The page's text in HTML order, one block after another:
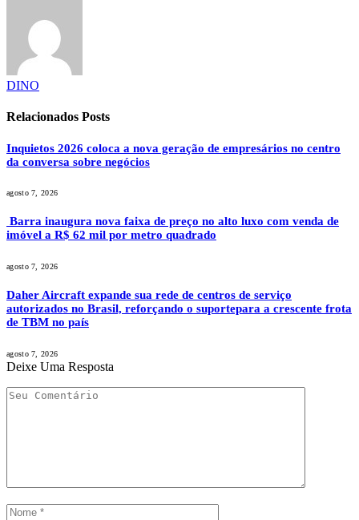
DINO
Relacionados Posts
Inquietos 2026 coloca a nova geração de empresários no centro
da conversa sobre negócios
agosto 7, 2026
Barra inaugura nova faixa de preço no alto luxo com venda de
imóvel a R$ 62 mil por metro quadrado
agosto 7, 2026
Daher Aircraft expande sua rede de centros de serviço
autorizados no Brasil, reforçando o suportepara a crescente frota
de TBM no país
agosto 7, 2026
Deixe Uma Resposta